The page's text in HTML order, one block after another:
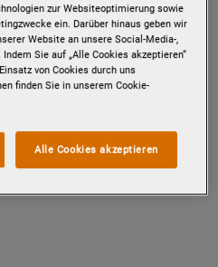
/ 60CM /
zur Websiteoptimierung sowie
ein. Darüber hinaus geben wir
Website an unsere Social-Media-,
Sie auf „Alle Cookies akzeptieren“
von Cookies durch uns
finden Sie in unserem Cookie-
Alle Cookies akzeptieren